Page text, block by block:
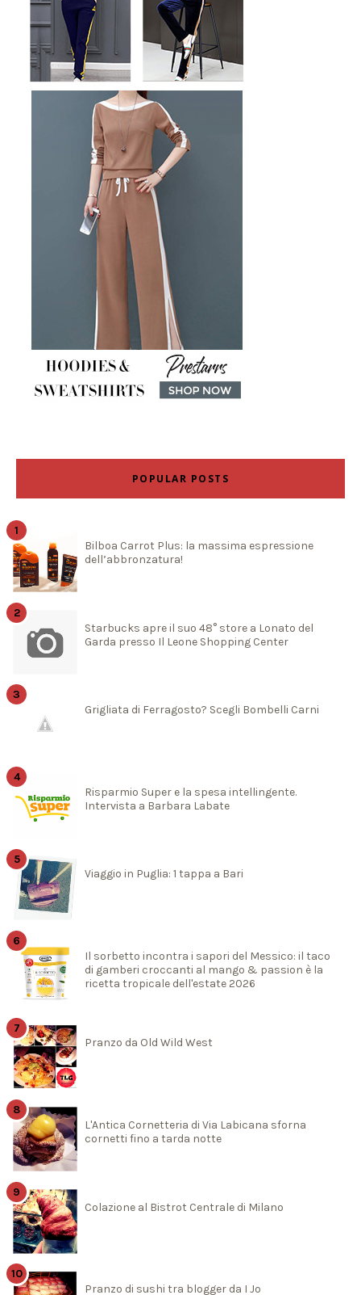
POPULAR POSTS
Bilboa Carrot Plus: la massima espressione
dell’abbronzatura!
Starbucks apre il suo 48° store a Lonato del
Garda presso Il Leone Shopping Center
Grigliata di Ferragosto? Scegli Bombelli Carni
Risparmio Super e la spesa intellingente.
Intervista a Barbara Labate
Viaggio in Puglia: 1 tappa a Bari
Il sorbetto incontra i sapori del Messico: il taco
di gamberi croccanti al mango & passion è la
ricetta tropicale dell'estate 2026
Pranzo da Old Wild West
L'Antica Cornetteria di Via Labicana sforna
cornetti fino a tarda notte
Colazione al Bistrot Centrale di Milano
Pranzo di sushi tra blogger da I Jo